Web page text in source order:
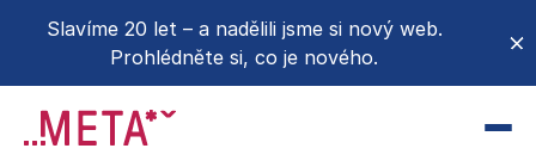
Slavíme 20 let – a nadělili jsme si nový web.
Prohlédněte si, co je nového.
CZ EN